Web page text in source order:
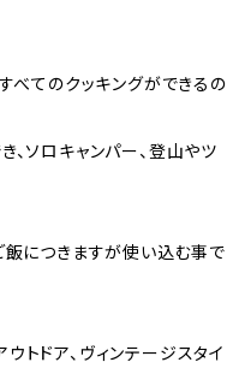
べてのクッキングができるの
、ソロキャンパー、登山やツ
飯につきますが使い込む事で
トドア、ヴィンテージスタイ